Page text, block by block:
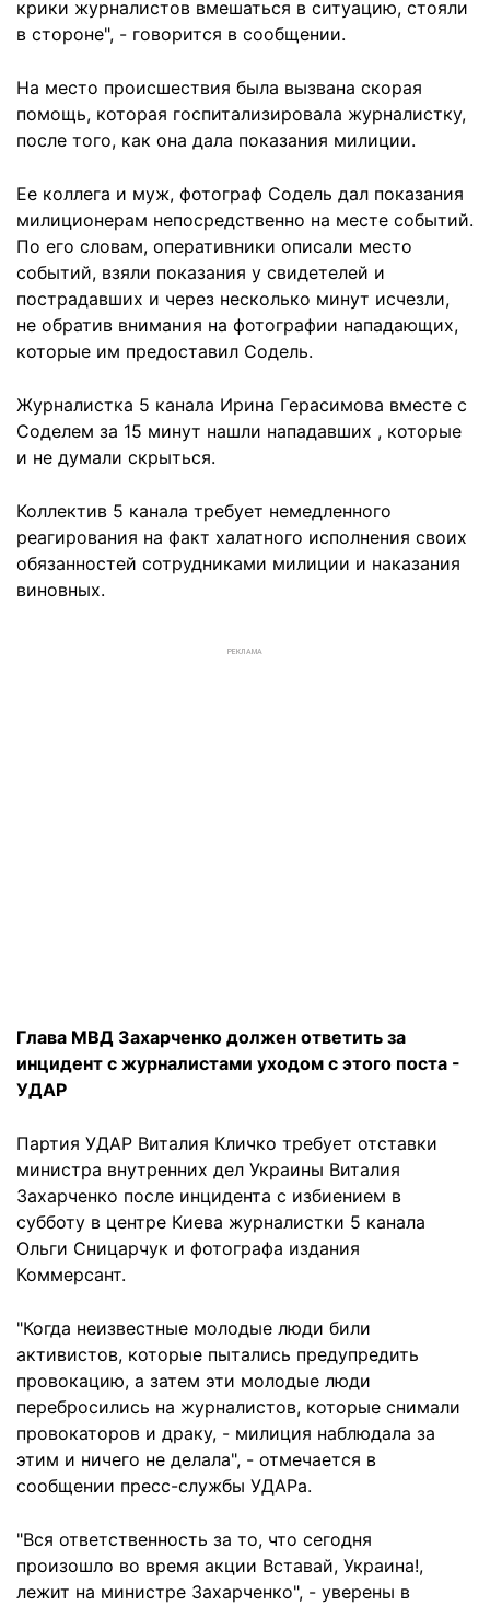
крики журналистов вмешаться в ситуацию, стояли
в стороне", - говорится в сообщении.
На место происшествия была вызвана скорая
помощь, которая госпитализировала журналистку,
после того, как она дала показания милиции.
Ее коллега и муж, фотограф Содель дал показания
милиционерам непосредственно на месте событий.
По его словам, оперативники описали место
событий, взяли показания у свидетелей и
пострадавших и через несколько минут исчезли,
не обратив внимания на фотографии нападающих,
которые им предоставил Содель.
Журналистка 5 канала Ирина Герасимова вместе с
Соделем за 15 минут нашли нападавших , которые
и не думали скрыться.
Коллектив 5 канала требует немедленного
реагирования на факт халатного исполнения своих
обязанностей сотрудниками милиции и наказания
виновных.
РЕКЛАМА
Глава МВД Захарченко должен ответить за
инцидент с журналистами уходом с этого поста -
УДАР
Партия УДАР Виталия Кличко требует отставки
министра внутренних дел Украины Виталия
Захарченко после инцидента с избиением в
субботу в центре Киева журналистки 5 канала
Ольги Сницарчук и фотографа издания
Коммерсант.
"Когда неизвестные молодые люди били
активистов, которые пытались предупредить
провокацию, а затем эти молодые люди
перебросились на журналистов, которые снимали
провокаторов и драку, - милиция наблюдала за
этим и ничего не делала", - отмечается в
сообщении пресс-службы УДАРа.
"Вся ответственность за то, что сегодня
произошло во время акции Вставай, Украина!,
лежит на министре Захарченко", - уверены в